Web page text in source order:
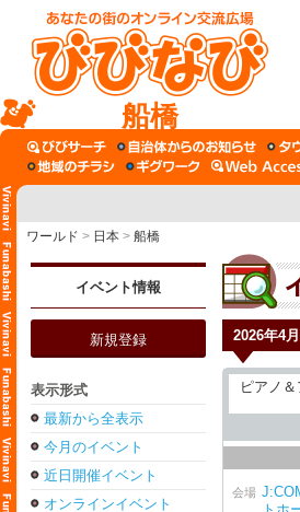
船橋
ワールド > 日本 > 船橋
イベント情報
新規登録
表示形式
最新から全表示
今月のイベント
近日開催イベント
オンラインイベント
2026年4
会場